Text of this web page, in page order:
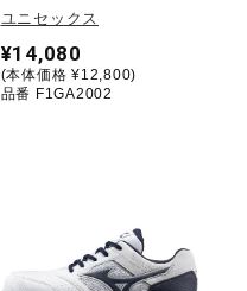
ユニセックス
¥14,080
(本体価格 ¥12,800)
品番 F1GA2002